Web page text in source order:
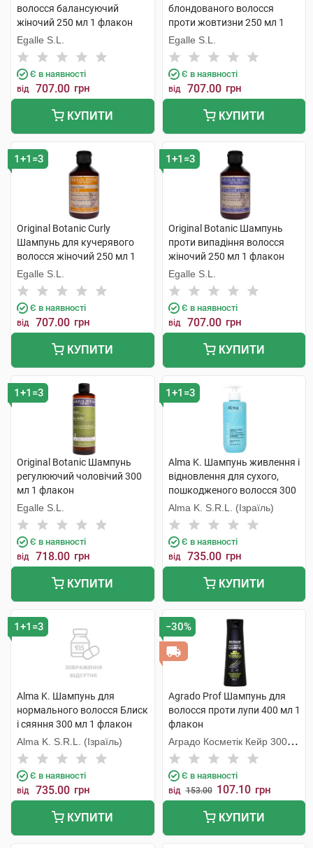
волосся балансуючий
жіночий 250 мл 1 флакон
Egalle S.L.
Є в наявності
від 707.00 грн
КУПИТИ
блондованого волосся
проти жовтизни 250 мл 1
флакон
Egalle S.L.
Є в наявності
від 707.00 грн
КУПИТИ
1+1=3
Original Botanic Curly
Шампунь для кучерявого
волосся жіночий 250 мл 1
флакон
Egalle S.L.
Є в наявності
від 707.00 грн
КУПИТИ
1+1=3
Original Botanic Шампунь
проти випадіння волосся
жіночий 250 мл 1 флакон
Egalle S.L.
Є в наявності
від 707.00 грн
КУПИТИ
1+1=3
Original Botanic Шампунь
регулюючий чоловічий 300
мл 1 флакон
Egalle S.L.
Є в наявності
від 718.00 грн
КУПИТИ
1+1=3
Alma K. Шампунь живлення і
відновлення для сухого,
пошкодженого волосся 300
мл 1 флакон
Alma K. S.R.L. (Ізраїль)
Є в наявності
від 735.00 грн
КУПИТИ
1+1=3
Alma K. Шампунь для
нормального волосся Блиск
і сяяння 300 мл 1 флакон
Alma K. S.R.L. (Ізраїль)
Є в наявності
від 735.00 грн
КУПИТИ
−30%
Agrado Prof Шампунь для
волосся проти лупи 400 мл 1
флакон
Аградо Косметік Кейр 3000
С.Л.У.
Є в наявності
від 153.00 107.10 грн
КУПИТИ